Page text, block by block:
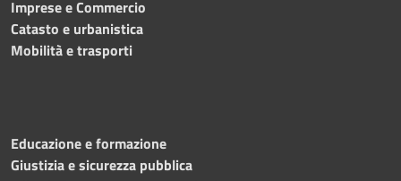
Imprese e Commercio
Catasto e urbanistica
Mobilità e trasporti
Educazione e formazione
Giustizia e sicurezza pubblica